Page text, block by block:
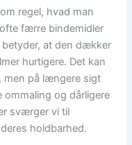
regel, hvad man
færre bindemidler
betyder, at den dækker
hurtigere. Det kan
men på længere sigt
ommaling og dårligere
sværger vi til
holdbarhed.